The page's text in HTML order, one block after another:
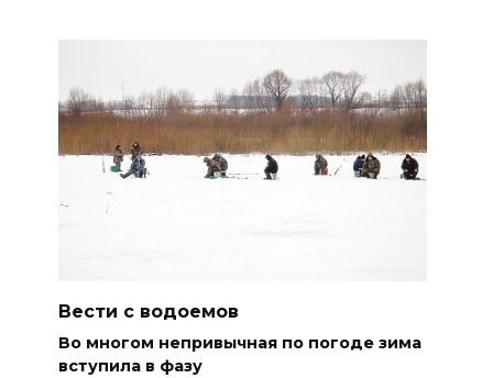
Вести с водоемов
Во многом непривычная по погоде зима
вступила в фазу